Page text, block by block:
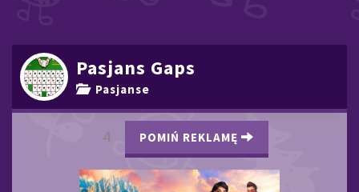
Pasjans Gaps
Pasjanse
3 POMIŃ REKLAMĘ